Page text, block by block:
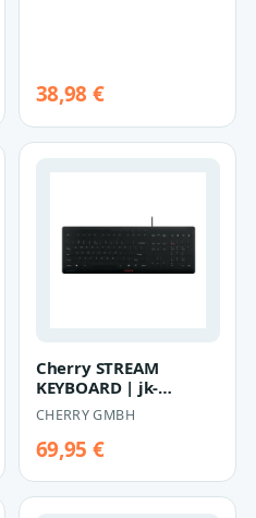
38,98 €
Cherry STREAM
KEYBOARD | jk-
8502eu-2 | Tastatur -
USB
CHERRY GMBH
69,95 €